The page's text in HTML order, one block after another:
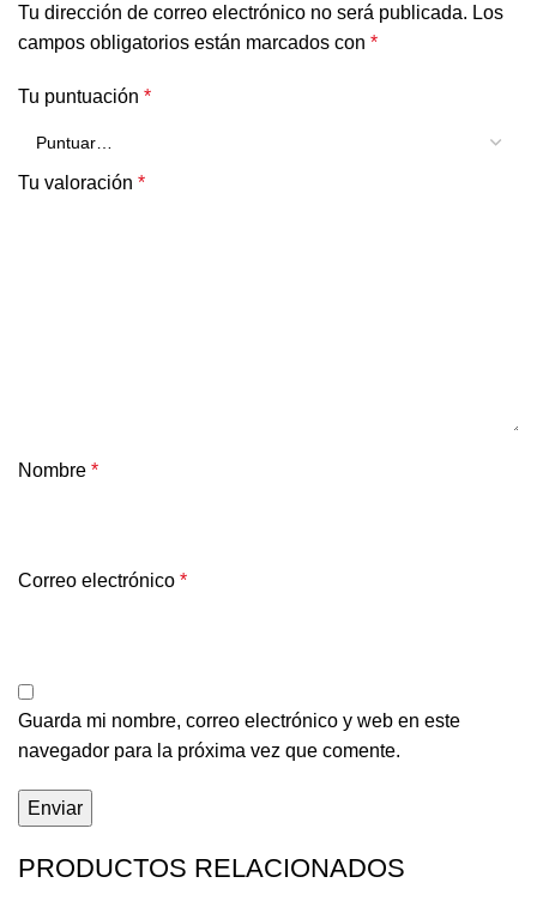
Tu dirección de correo electrónico no será publicada. Los
campos obligatorios están marcados con *
Tu puntuación *
Tu valoración *
Nombre *
Correo electrónico *
Guarda mi nombre, correo electrónico y web en este
navegador para la próxima vez que comente.
PRODUCTOS RELACIONADOS